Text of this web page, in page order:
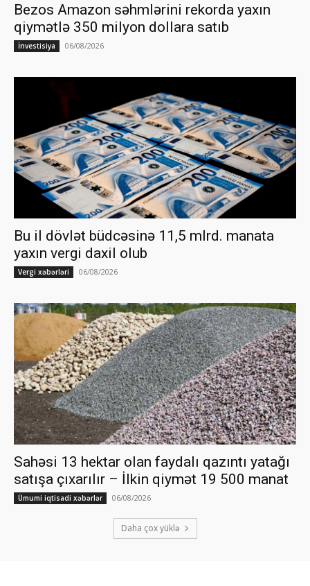
Bezos Amazon səhmlərini rekorda yaxın
qiymətlə 350 milyon dollara satıb
İnvestisiya 06/08/2026
Bu il dövlət büdcəsinə 11,5 mlrd. manata
yaxın vergi daxil olub
Vergi xəbərləri 06/08/2026
Sahəsi 13 hektar olan faydalı qazıntı yatağı
satışa çıxarılır – İlkin qiymət 19 500 manat
Ümumi iqtisadi xəbərlər 06/08/2026
Daha çox yüklə